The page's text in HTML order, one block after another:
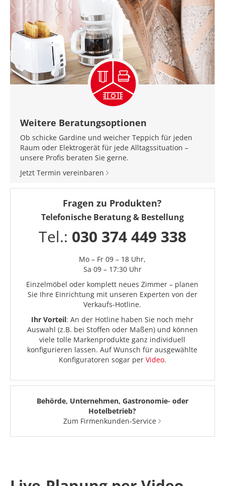
Weitere Beratungsoptionen
Ob schicke Gardine und weicher Teppich für jeden
Raum oder Elektrogerät für jede Alltagssituation –
unsere Profis beraten Sie gerne.
Jetzt Termin vereinbaren
Fragen zu Produkten?
Telefonische Beratung & Bestellung
Tel.: 030 374 449 338
Mo – Fr 09 – 18 Uhr,
Sa 09 – 17:30 Uhr
Einzelmöbel oder komplett neues Zimmer – planen
Sie Ihre Einrichtung mit unseren Experten von der
Verkaufs-Hotline.
Ihr Vorteil: An der Hotline haben Sie noch mehr
Auswahl (z.B. bei Stoffen oder Maßen) und können
viele tolle Markenprodukte ganz individuell
konfigurieren lassen. Auf Wunsch für ausgewählte
Konfiguratoren sogar per Video.
Behörde, Unternehmen, Gastronomie- oder
Hotelbetrieb?
Zum Firmenkunden-Service